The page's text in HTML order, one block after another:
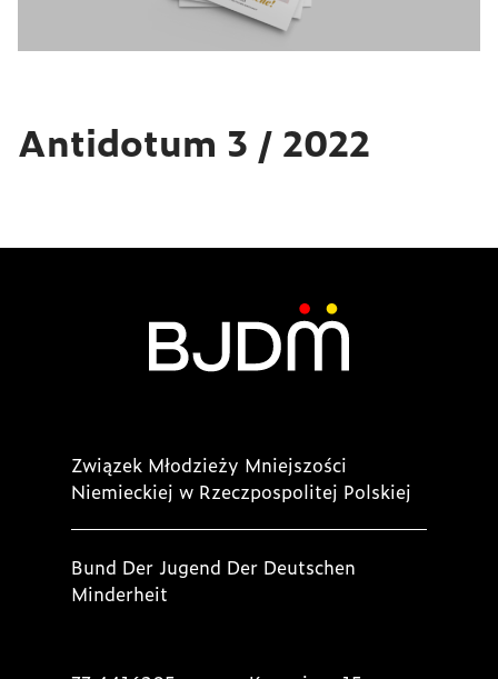
Antidotum 3 / 2022
Związek Młodzieży Mniejszości
Niemieckiej w Rzeczpospolitej Polskiej
Bund Der Jugend Der Deutschen
Minderheit